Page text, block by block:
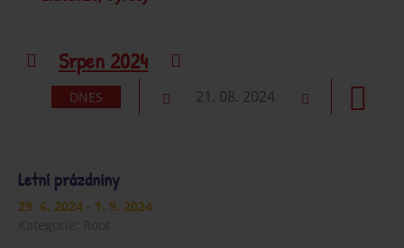
Předchozí
Srpen 2024
DNES Předchozí
21. 08. 2024
Letní prázdniny
29. 6. 2024 - 1. 9. 2024